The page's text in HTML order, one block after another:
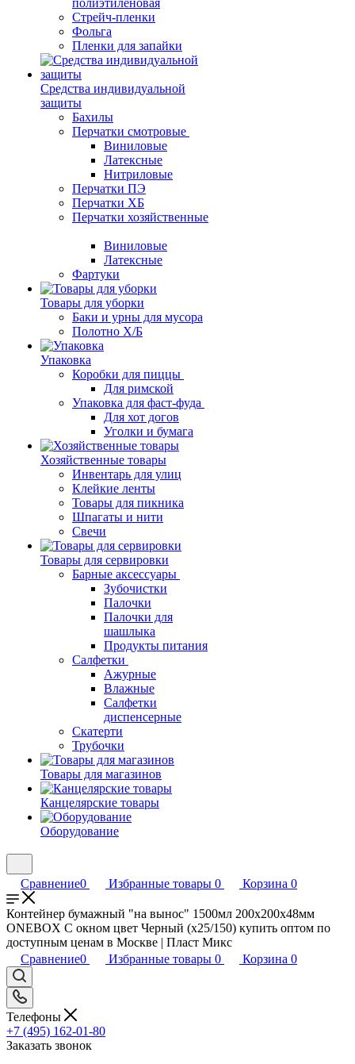
полиэтиленовая
Стрейч-пленки
Фольга
Пленки для запайки
Средства индивидуальной
защиты
Бахилы
Перчатки смотровые
Виниловые
Латексные
Нитриловые
Перчатки ПЭ
Перчатки ХБ
Перчатки хозяйственные
Виниловые
Латексные
Фартуки
Товары для уборки
Баки и урны для мусора
Полотно Х/Б
Упаковка
Коробки для пиццы
Для римской
Упаковка для фаст-фуда
Для хот догов
Уголки и бумага
Хозяйственные товары
Инвентарь для улиц
Клейкие ленты
Товары для пикника
Шпагаты и нити
Свечи
Товары для сервировки
Барные аксессуары
Зубочистки
Палочки
Палочки для
шашлыка
Продукты питания
Салфетки
Ажурные
Влажные
Салфетки
диспенсерные
Скатерти
Трубочки
Товары для магазинов
Канцелярские товары
Оборудование
Сравнение0 Избранные товары 0 Корзина 0
Контейнер бумажный "на вынос" 1500мл 200х200х48мм
ONEBOX С окном цвет Черный (х25/150) купить оптом по
доступным ценам в Москве | Пласт Микс
Сравнение0 Избранные товары 0 Корзина 0
Телефоны
+7 (495) 162-01-80
Заказать звонок